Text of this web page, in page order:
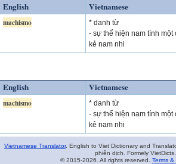
English Vietnamese
machismo
* danh từ
- sự thể hiện nam tính
kẻ nam nhi
English Vietnamese
machismo
* danh từ
- sự thể hiện nam tính
kẻ nam nhi
Vietnamese Translator. English to Viet Dictionary and
phiên dịch. Formely
© 2015-2026. All rights reserved. Terms &